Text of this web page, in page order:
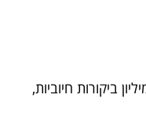
ביקורות חיוביות,